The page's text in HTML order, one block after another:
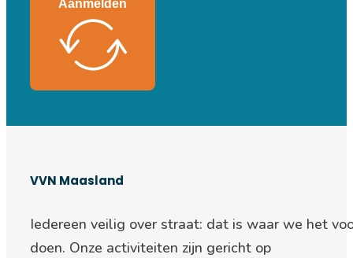
Aanmelden
VVN Maasland
Iedereen veilig over straat: dat is waar we het
doen. Onze activiteiten zijn gericht op